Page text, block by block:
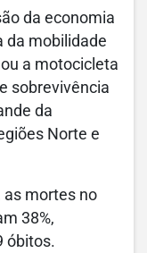
da economia
da mobilidade
a motocicleta
sobrevivência
da
Norte e
as mortes no
38%,
óbitos.